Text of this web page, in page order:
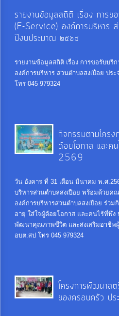
งบ
ประมาณ
ประจำ
การ
พัฒนา
ทรัพยากร
บุคคล
การ
จัด
ซื้อ
จัด
จ้าง
เงิน
การ
รายงานข้อมูลสถิติ เรื่อง การข
(E-Service) องค์การบริหาร ส่
ปีงบประมาณ ๒๕๖๘
รายงานข้อมูลสถิติ เรื่อง การขอรับบริ
องค์การบริหาร ส่วนตำบลสงเปื่อย ป
โทร 045 979324
กิจกรรมตามโครง
ด้อยโอกาส และค
2569
วัน อังคาร ที่ 31 เดือน มีนาคม พ.ศ
บริหารส่วนตำบลสงเปือย พร้อมด้วยค
องค์การบริหารส่วนตำบลสงเปือย ร่วม
อายุ ใส่ใจผู้ด้อยโอกาส และคนไร้ที่พึ่
พัฒนาคุณภาพชีวิต และส่งเสริมอาชีพ
อบต.สป โทร 045 979324
โครงการพัฒนาสต
ของครอบครัว ป